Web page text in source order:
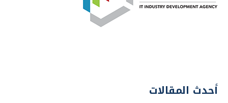
أحدث المقالات